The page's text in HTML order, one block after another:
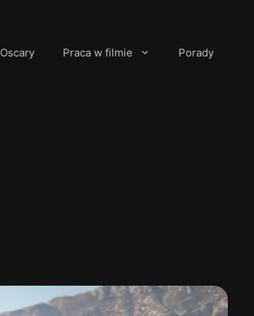
Oscary Praca w filmie Porady